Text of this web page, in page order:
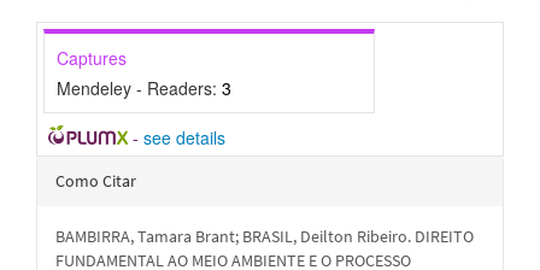
Captures
Mendeley - Readers: 3
- see details
Detalhes
artigo
Como Citar
BAMBIRRA, Tamara Brant; BRASIL, Deilton Ribeiro. DIREITO
FUNDAMENTAL AO MEIO AMBIENTE E O PROCESSO